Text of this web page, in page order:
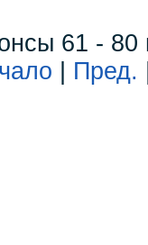
61 - 80
Пред.